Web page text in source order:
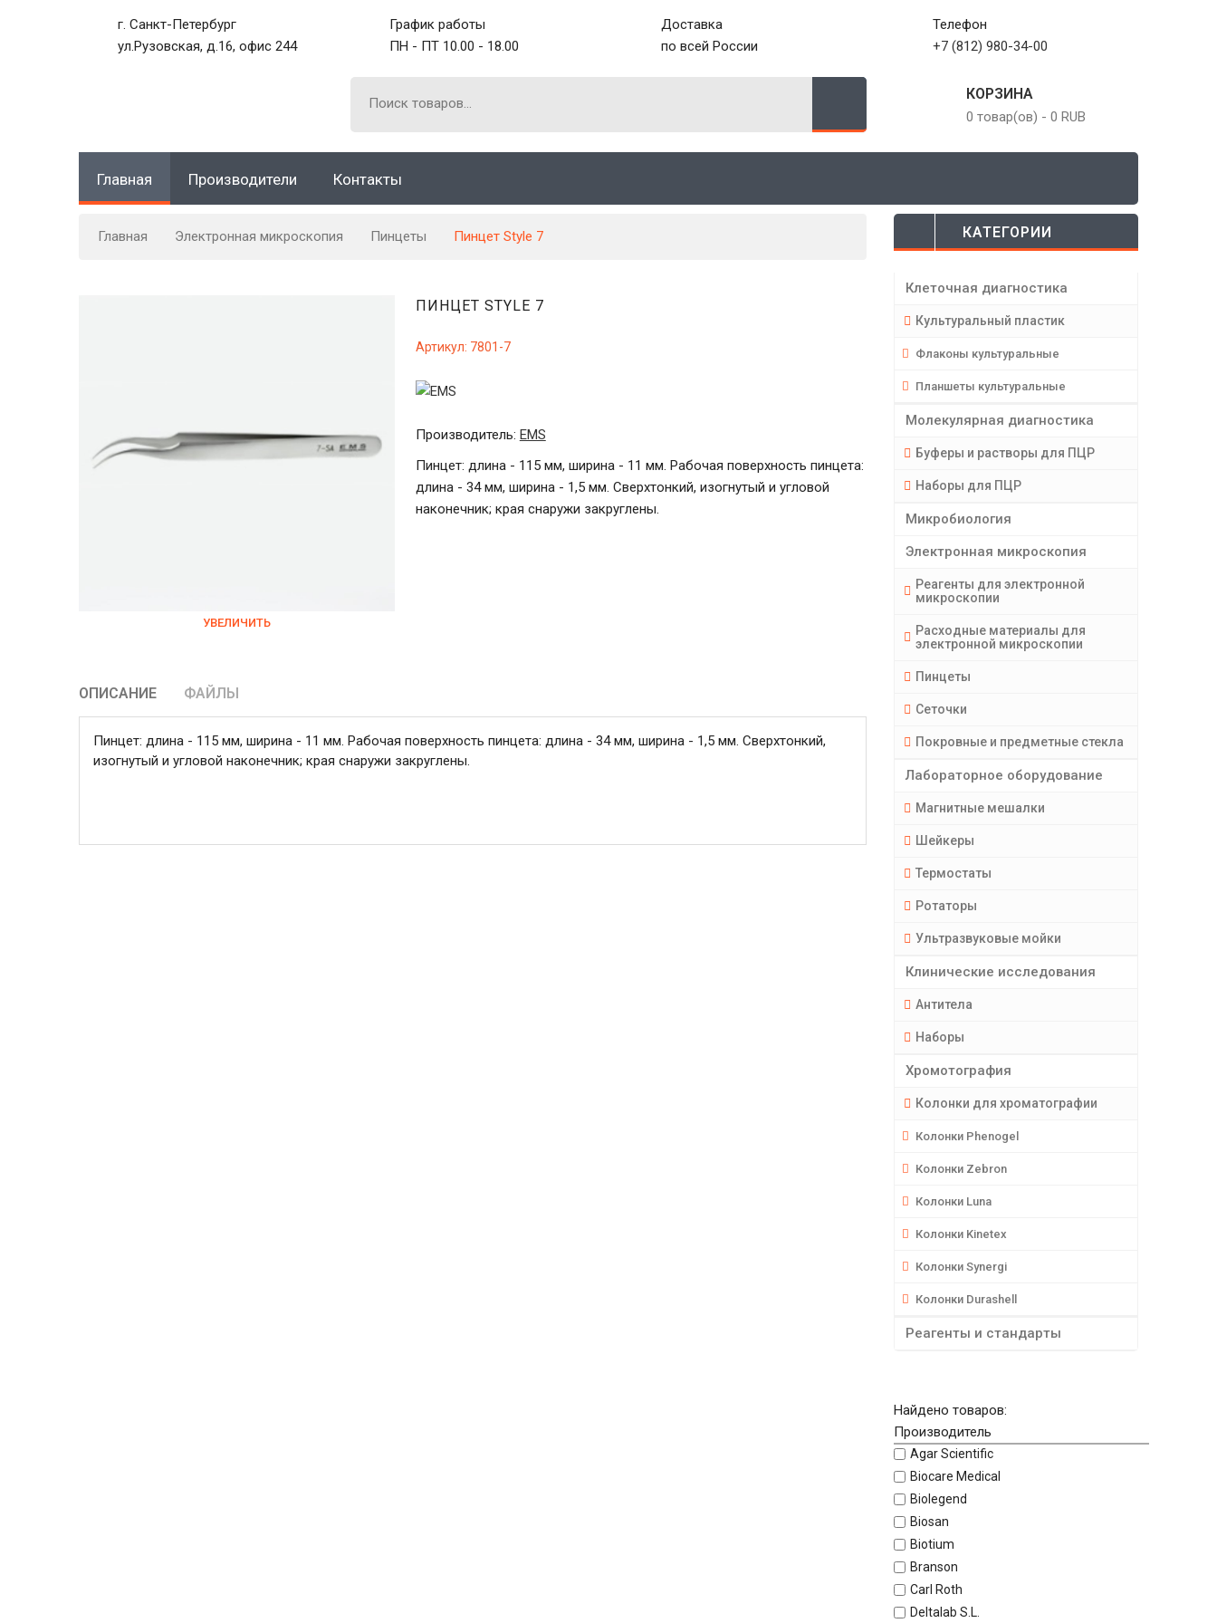
г. Санкт-Петербург
ул.Рузовская, д.16, офис 244
График работы
ПН - ПТ 10.00 - 18.00
Доставка
по всей России
Телефон
+7 (812) 980-34-00
КОРЗИНА
0 товар(ов) - 0 RUB
Главная Производители Контакты
Главная Электронная микроскопия Пинцеты Пинцет Style 7
УВЕЛИЧИТЬ
ПИНЦЕТ STYLE 7
Артикул: 7801-7
Производитель: EMS
Пинцет: длина - 115 мм, ширина - 11 мм. Рабочая поверхность пинцета:
длина - 34 мм, ширина - 1,5 мм. Сверхтонкий, изогнутый и угловой
наконечник; края снаружи закруглены.
ОПИСАНИЕ ФАЙЛЫ
Пинцет: длина - 115 мм, ширина - 11 мм. Рабочая поверхность пинцета: длина - 34 мм, ширина - 1,5 мм. Сверхтонкий,
изогнутый и угловой наконечник; края снаружи закруглены.
КАТЕГОРИИ
Клеточная диагностика
Культуральный пластик
Флаконы культуральные
Планшеты культуральные
Молекулярная диагностика
Буферы и растворы для ПЦР
Наборы для ПЦР
Микробиология
Электронная микроскопия
Реагенты для электронной
микроскопии
Расходные материалы для
электронной микроскопии
Пинцеты
Сеточки
Покровные и предметные стекла
Лабораторное оборудование
Магнитные мешалки
Шейкеры
Термостаты
Ротаторы
Ультразвуковые мойки
Клинические исследования
Антитела
Наборы
Хромотография
Колонки для хроматографии
Колонки Phenogel
Колонки Zebron
Колонки Luna
Колонки Kinetex
Колонки Synergi
Колонки Durashell
Реагенты и стандарты
Найдено товаров:
Производитель
Agar Scientific
Biocare Medical
Biolegend
Biosan
Biotium
Branson
Carl Roth
Deltalab S.L.